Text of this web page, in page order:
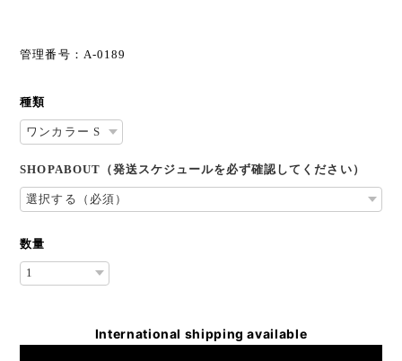
管理番号：A-0189
種類
SHOPABOUT（発送スケジュールを必ず確認してください）
数量
International shipping available